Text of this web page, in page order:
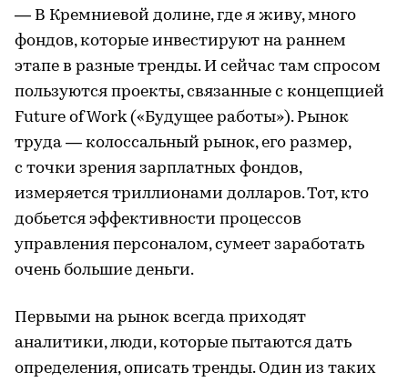
— В Кремниевой долине, где я живу, много
фондов, которые инвестируют на раннем
этапе в разные тренды. И сейчас там спросом
пользуются проекты, связанные с концепцией
Future of Work («Будущее работы»). Рынок
труда — колоссальный рынок, его размер,
с точки зрения зарплатных фондов,
измеряется триллионами долларов. Тот, кто
добьется эффективности процессов
управления персоналом, сумеет заработать
очень большие деньги.
Первыми на рынок всегда приходят
аналитики, люди, которые пытаются дать
определения, описать тренды. Один из таких